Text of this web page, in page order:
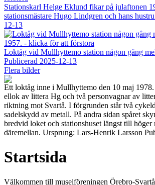
Stationskarl Helge Eklund fikar på julaftonen
stationsmästare Hugo Lindgren och hans
12-13
Loktåg vid Mullhyttemo station någon gång
Publicerad 2025-12-13
Flera bilder
Ett loktåg inne i Mullhyttemo den 10 maj 1978.
ellok av littera Hg och två personvagnar av
riktning mot Svartå. I förgrunden står två
sadelskydd av metall. På andra sidan spåret
bredvid loket och stationshuset längst till höger
däremellan. Ursprung: Lars-Henrik Larsson
Startsida
Välkommen till museiföreningen Örebro-